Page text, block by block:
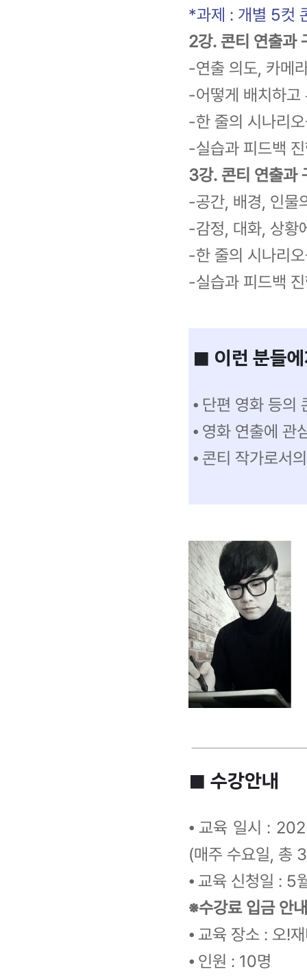
*과제 : 개별 5컷
2강. 콘티 연출과
-연출 의도, 카메
-어떻게 배치하고
-한 줄의 시나리
-실습과 피드백
3강. 콘티 연출과
-공간, 배경, 인물
-감정, 대화, 상황
-한 줄의 시나리
-실습과 피드백
■ 이런 분들
⦁ 단편 영화 등의
⦁ 영화 연출에 관
⦁ 콘티 작가로서
■ 수강안내
⦁ 교육 일시 :
(매주 수요일, 총
⦁ 교육 신청일 : 5
※수강료 입금 안
⦁ 교육 장소 : 오!
⦁ 인원 : 10명